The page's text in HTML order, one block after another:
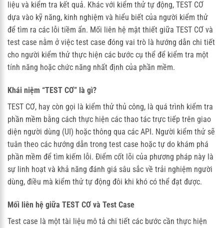
liệu và kiểm tra kết quả. Khác với kiểm thử tự động, TEST CƠ
dựa vào kỹ năng, kinh nghiệm và hiểu biết của người kiểm thử
để tìm ra các lỗi tiềm ẩn. Mối liên hệ mật thiết giữa TEST CƠ và
test case nằm ở việc test case đóng vai trò là hướng dẫn chi tiết
cho người kiểm thử thực hiện các bước cụ thể để kiểm tra một
tính năng hoặc chức năng nhất định của phần mềm.
Khái niệm “TEST CƠ” là gì?
TEST CƠ, hay còn gọi là kiểm thử thủ công, là quá trình kiểm tra
phần mềm bằng cách thực hiện các thao tác trực tiếp trên giao
diện người dùng (UI) hoặc thông qua các API. Người kiểm thử sẽ
tuân theo các hướng dẫn trong test case hoặc tự do khám phá
phần mềm để tìm kiếm lỗi. Điểm cốt lõi của phương pháp này là
sự linh hoạt và khả năng đánh giá sâu sắc về trải nghiệm người
dùng, điều mà kiểm thử tự động đôi khi khó có thể đạt được.
Mối liên hệ giữa TEST CƠ và Test Case
Test case là một tài liệu mô tả chi tiết các bước cần thực hiện